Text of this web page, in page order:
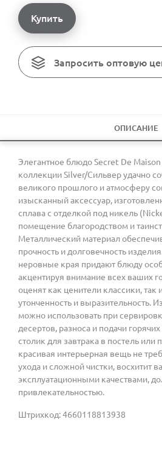
Купить
Запросить оптовую
ОПИСАНИЕ
Элегантное блюдо Secret De
коллекции Silver/Сильвер удачно
великого прошлого и атмосферу
изысканный аксессуар,
сплава с отделкой под никель
помещение благородством и
Металлический материал
прочность и долговечность
неровные края придают блюду
акцентируя внимание всех ваших
оценят как ценители классики, так
утонченность и выразительность.
можно использовать при
десертов, разноса и подачи
столик для завтрака в постель или
красивая интерьерная вещь не
ухода и сложной чистки, восхитит
эксплуатационными качествами,
привлекательностью.
Штрихкод: 4660118813938